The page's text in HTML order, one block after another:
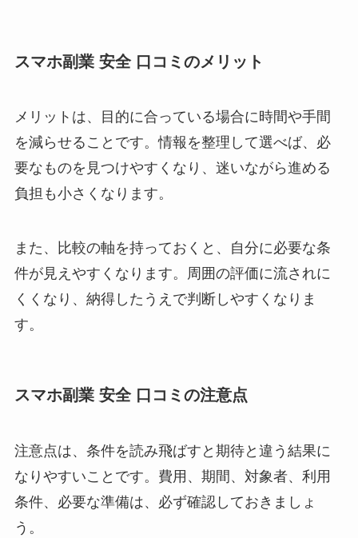
スマホ副業 安全 口コミのメリット
メリットは、目的に合っている場合に時間や手間
を減らせることです。情報を整理して選べば、必
要なものを見つけやすくなり、迷いながら進める
負担も小さくなります。
また、比較の軸を持っておくと、自分に必要な条
件が見えやすくなります。周囲の評価に流されに
くくなり、納得したうえで判断しやすくなりま
す。
スマホ副業 安全 口コミの注意点
注意点は、条件を読み飛ばすと期待と違う結果に
なりやすいことです。費用、期間、対象者、利用
条件、必要な準備は、必ず確認しておきましょ
う。